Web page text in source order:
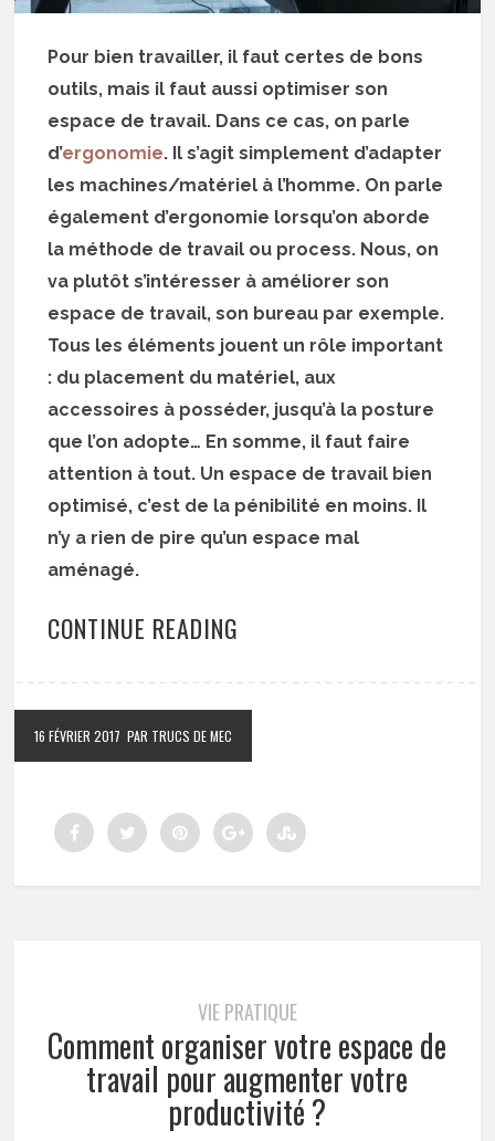
Pour bien travailler, il faut certes de bons
outils, mais il faut aussi optimiser son
espace de travail. Dans ce cas, on parle
d’ergonomie. Il s’agit simplement d’adapter
les machines/matériel à l’homme. On parle
également d’ergonomie lorsqu’on aborde
la méthode de travail ou process. Nous, on
va plutôt s’intéresser à améliorer son
espace de travail, son bureau par exemple.
Tous les éléments jouent un rôle important
: du placement du matériel, aux
accessoires à posséder, jusqu’à la posture
que l’on adopte… En somme, il faut faire
attention à tout. Un espace de travail bien
optimisé, c’est de la pénibilité en moins. Il
n’y a rien de pire qu’un espace mal
aménagé.
CONTINUE READING
16 FÉVRIER 2017 PAR TRUCS DE MEC
VIE PRATIQUE
Comment organiser votre espace de
travail pour augmenter votre
productivité ?